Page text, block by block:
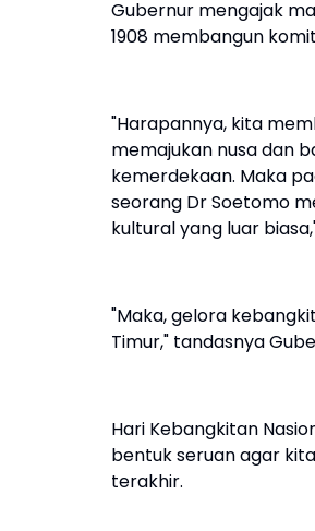
Gubernur mengajak
1908 membangun
"Harapannya, kita
memajukan nusa dan
kemerdekaan. Maka
seorang Dr Soetomo
kultural yang luar
"Maka, gelora
Timur," tandasnya
Hari Kebangkitan
bentuk seruan agar
terakhir.